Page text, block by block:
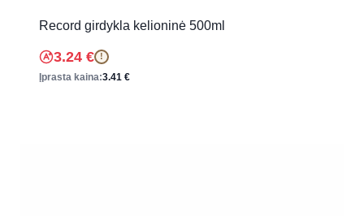
Record girdykla kelioninė 500ml
3.24 € !
Įprasta kaina:3.41 €